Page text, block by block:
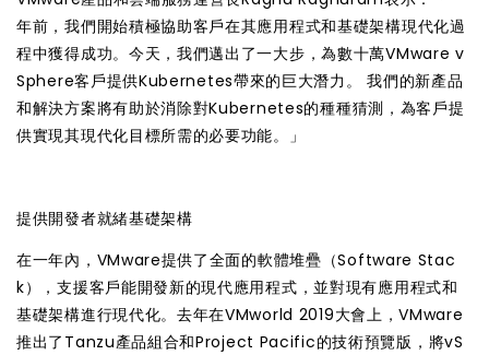
年前，我們開始積極協助客戶在其應用程式和基礎架構現代化過
程中獲得成功。今天，我們邁出了一大步，為數十萬VMware v
Sphere客戶提供Kubernetes帶來的巨大潛力。 我們的新產品
和解決方案將有助於消除對Kubernetes的種種猜測，為客戶提
供實現其現代化目標所需的必要功能。」
提供開發者就緒基礎架構
在一年內，VMware提供了全面的軟體堆疊（Software Stac
k），支援客戶能開發新的現代應用程式，並對現有應用程式和
基礎架構進行現代化。去年在VMworld 2019大會上，VMware
推出了Tanzu產品組合和Project Pacific的技術預覽版，將vS